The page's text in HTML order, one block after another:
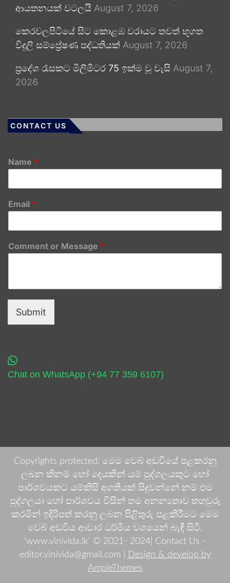
ආයතනයක් වටලයි August 7, 2026
කෙරවලපිටියේ සිට කොළඹ වරායට තවත් භූගත
විදුලි සම්ප්‍රේෂණ පද්ධතියක් August 7, 2026
ප්‍රදේශ රැසකට මිලිමීටර 75 ඉක්ම වූ වැසි August 7,
2026
CONTACT US
Name *
Email *
Comment or Message *
Submit
Chat on WhatsApp (+94 77 359 6107)
Copyrights protected: මෙම වෙබ් අඩවියේ පළකරනු
ලබන කිනම් හෝ දෙයකින් යම් පුද්ගලයකුට හෝ
පාර්ශවයකට යම්කිසි අගතියක් සිදුවන්නේ නම් එම
පුද්ගලයා හෝ පාර්ශවය විසින් තම අනන්‍යතාව තහවුරු
කරමින් ඉදිරිපත් කරනු ලබන පිළිතුරු පළකිරීමට මෙම
වෙබ් අඩවිය ආචාර ධර්මීය වශයෙන් බැඳී සිටී.
'www.vinivida.lk' © 2021- 2024| Contact Us -
editor.vinivida@gmail.com |
Design & develop by
AmpleThemes